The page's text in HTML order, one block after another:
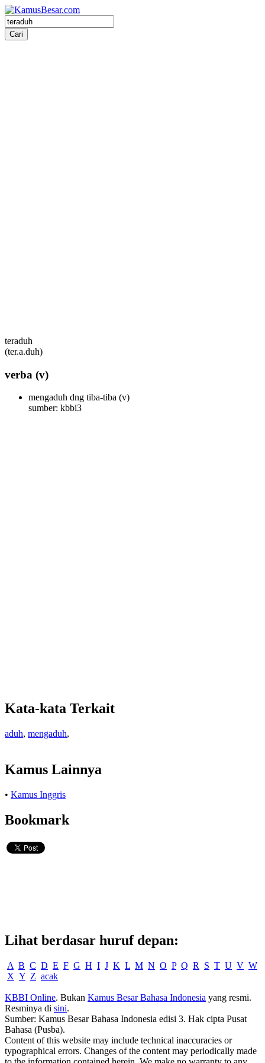
teraduh
(ter.a.duh)
verba (v)
mengaduh dng tiba-tiba (v)
sumber: kbbi3
Kata-kata Terkait
aduh, mengaduh,
Kamus Lainnya
• Kamus Inggris
Bookmark
Lihat berdasar huruf depan:
A B C D E F G H I J K L M N O P Q R S T U V W
X Y Z acak
KBBI Online. Bukan Kamus Besar Bahasa Indonesia yang resmi.
Resminya di sini.
Sumber: Kamus Besar Bahasa Indonesia edisi 3. Hak cipta Pusat
Bahasa (Pusba).
Content of this website may include technical inaccuracies or
typographical errors. Changes of the content may periodically made